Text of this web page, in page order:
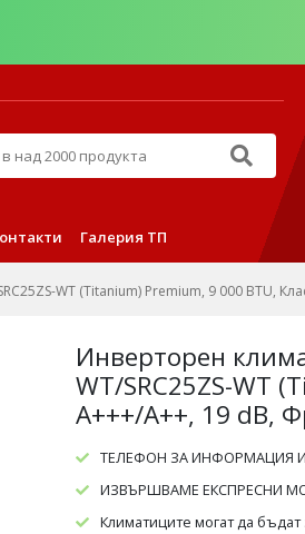
Галерия ТП
WT (Titanium) Premium, 9 000 BTU,
Инверторен
WT/SRC25ZS-WT
A+++/A++, 19 dB,
ТЕЛЕФОН ЗА ИНФОРМАЦИЯ
ИЗВЪРШВАМЕ ЕКСПРЕСНИ
Климатиците могат да